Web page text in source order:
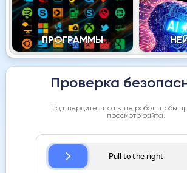
ПРОГРАММЫ
Проверка
Подтвердите, что вы не робот, чтобы
просмотр сайта.